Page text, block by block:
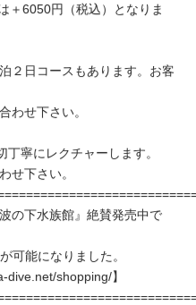
＋6050円（税込）となりま
２日コースもあります。お客
わせ下さい。
寧にレクチャーします。
せ下さい。
の下水族館』絶賛発売中で
可能になりました。
shopping/】